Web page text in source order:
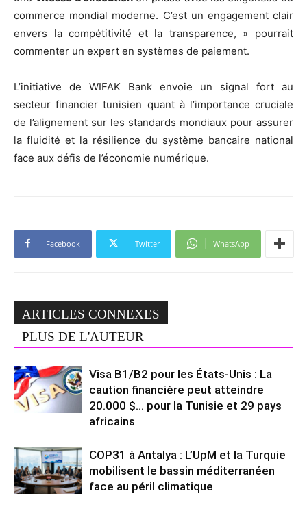
commerce mondial moderne. C’est un engagement clair
envers la compétitivité et la transparence, » pourrait
commenter un expert en systèmes de paiement.
L’initiative de WIFAK Bank envoie un signal fort au
secteur financier tunisien quant à l’importance cruciale
de l’alignement sur les standards mondiaux pour assurer
la fluidité et la résilience du système bancaire national
face aux défis de l’économie numérique.
Facebook Twitter WhatsApp
ARTICLES CONNEXES
PLUS DE L'AUTEUR
Visa B1/B2 pour les États-Unis : La
caution financière peut atteindre
20.000 $… pour la Tunisie et 29 pays
africains
COP31 à Antalya : L’UpM et la Turquie
mobilisent le bassin méditerranéen
face au péril climatique